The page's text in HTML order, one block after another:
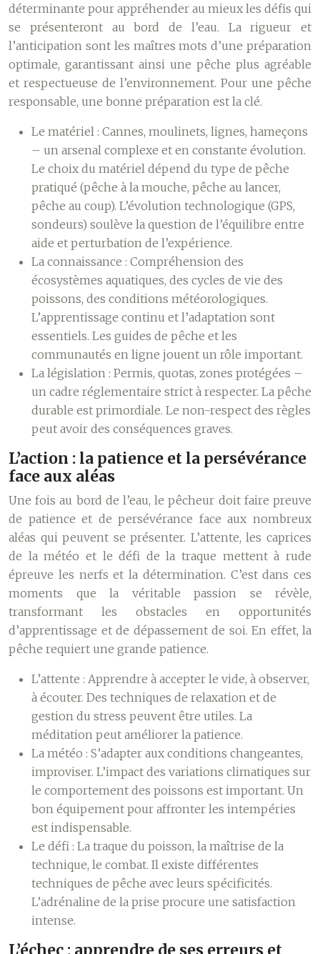
déterminante pour appréhender au mieux les défis qui
se présenteront au bord de l’eau. La rigueur et
l’anticipation sont les maîtres mots d’une préparation
optimale, garantissant ainsi une pêche plus agréable
et respectueuse de l’environnement. Pour une pêche
responsable, une bonne préparation est la clé.
Le matériel : Cannes, moulinets, lignes, hameçons
– un arsenal complexe et en constante évolution.
Le choix du matériel dépend du type de pêche
pratiqué (pêche à la mouche, pêche au lancer,
pêche au coup). L’évolution technologique (GPS,
sondeurs) soulève la question de l’équilibre entre
aide et perturbation de l’expérience.
La connaissance : Compréhension des
écosystèmes aquatiques, des cycles de vie des
poissons, des conditions météorologiques.
L’apprentissage continu et l’adaptation sont
essentiels. Les guides de pêche et les
communautés en ligne jouent un rôle important.
La législation : Permis, quotas, zones protégées –
un cadre réglementaire strict à respecter. La pêche
durable est primordiale. Le non-respect des règles
peut avoir des conséquences graves.
L’action : la patience et la persévérance
face aux aléas
Une fois au bord de l’eau, le pêcheur doit faire preuve
de patience et de persévérance face aux nombreux
aléas qui peuvent se présenter. L’attente, les caprices
de la météo et le défi de la traque mettent à rude
épreuve les nerfs et la détermination. C’est dans ces
moments que la véritable passion se révèle,
transformant les obstacles en opportunités
d’apprentissage et de dépassement de soi. En effet, la
pêche requiert une grande patience.
L’attente : Apprendre à accepter le vide, à observer,
à écouter. Des techniques de relaxation et de
gestion du stress peuvent être utiles. La
méditation peut améliorer la patience.
La météo : S’adapter aux conditions changeantes,
improviser. L’impact des variations climatiques sur
le comportement des poissons est important. Un
bon équipement pour affronter les intempéries
est indispensable.
Le défi : La traque du poisson, la maîtrise de la
technique, le combat. Il existe différentes
techniques de pêche avec leurs spécificités.
L’adrénaline de la prise procure une satisfaction
intense.
L’échec : apprendre de ses erreurs et